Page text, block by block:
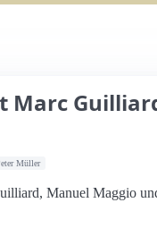
Marc
Müller
Manuel Maggio